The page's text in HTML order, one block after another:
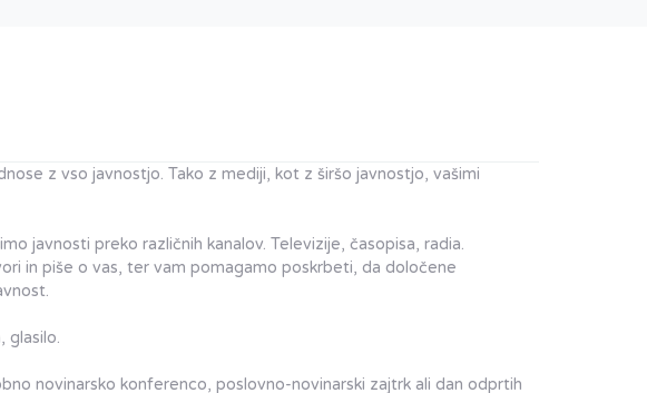
z vso javnostjo. Tako z mediji, kot z širšo javnostjo, vašimi
javnosti preko različnih kanalov. Televizije, časopisa, radia.
in piše o vas, ter vam pomagamo poskrbeti, da določene
glasilo.
novinarsko konferenco, poslovno-novinarski zajtrk ali dan odprtih